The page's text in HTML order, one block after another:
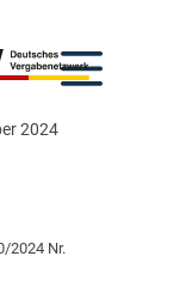
2024
2024 Nr.